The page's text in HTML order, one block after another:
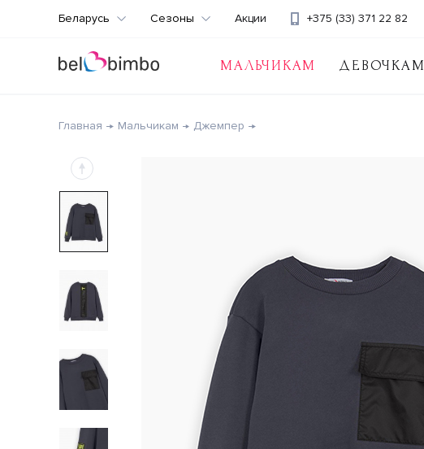
МАЛЬЧИКАМ ДЕВОЧКАМ
+375 (33) 371 22 82
Беларусь Сезоны Акции
Главная Мальчикам Джемпер